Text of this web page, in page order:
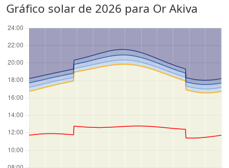
Gráfico solar de 2026 para Or Akiva